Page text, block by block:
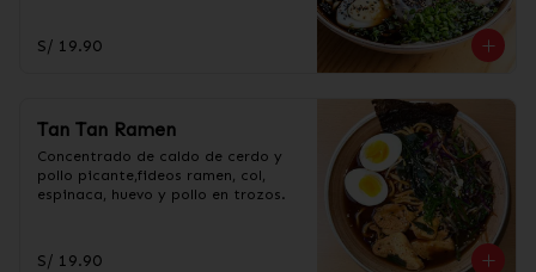
S/ 19.90
Tan Tan Ramen
Concentrado de caldo de cerdo y
pollo picante,fideos ramen, col,
espinaca, huevo y pollo en trozos.
S/ 19.90